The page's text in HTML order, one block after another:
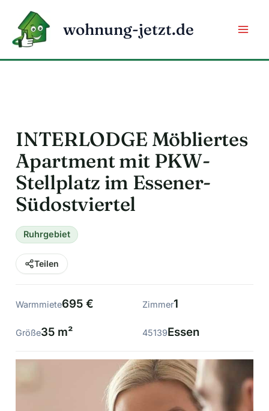
Inhalt
springen
wohnung-jetzt.de
INTERLODGE Möbliertes
Apartment mit PKW-
Stellplatz im Essener-
Südostviertel
Ruhrgebiet
Teilen
Warmmiete695 € Zimmer1
Größe35 m² 45139Essen